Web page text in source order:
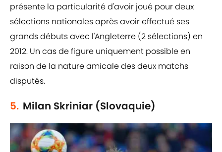
présente la particularité d'avoir joué pour deux
sélections nationales après avoir effectué ses
grands débuts avec l'Angleterre (2 sélections) en
2012. Un cas de figure uniquement possible en
raison de la nature amicale des deux matchs
disputés.
5. Milan Skriniar (Slovaquie)